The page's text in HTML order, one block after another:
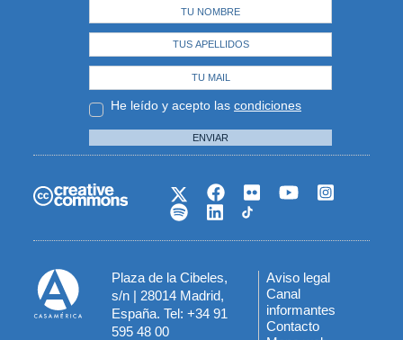
He leído y acepto las condiciones
ENVIAR
Plaza de la Cibeles,
s/n | 28014 Madrid,
España. Tel: +34 91
595 48 00
Menú
del
Aviso legal
Canal
informantes
Contacto